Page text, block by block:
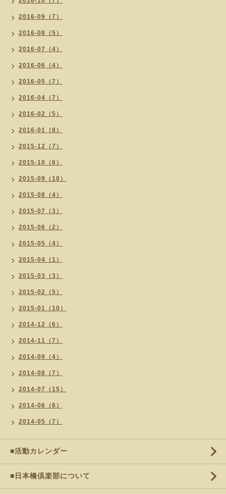
2016-09（7）
2016-08（5）
2016-07（4）
2016-06（4）
2016-05（7）
2016-04（7）
2016-02（5）
2016-01（8）
2015-12（7）
2015-10（6）
2015-09（10）
2015-08（4）
2015-07（3）
2015-06（2）
2015-05（4）
2015-04（1）
2015-03（3）
2015-02（5）
2015-01（10）
2014-12（6）
2014-11（7）
2014-09（4）
2014-08（7）
2014-07（15）
2014-06（6）
2014-05（7）
■活動カレンダー
■日本橋倶楽部について